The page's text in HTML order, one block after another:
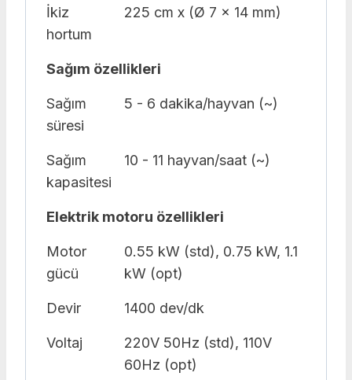
İkiz
hortum
225 cm x (Ø 7 x 14 mm)
Sağım özellikleri
Sağım
süresi
5 - 6 dakika/hayvan (~)
Sağım
kapasitesi
10 - 11 hayvan/saat (~)
Elektrik motoru özellikleri
Motor
gücü
0.55 kW (std), 0.75 kW, 1.1
kW (opt)
Devir 1400 dev/dk
Voltaj
220V 50Hz (std), 110V
60Hz (opt)